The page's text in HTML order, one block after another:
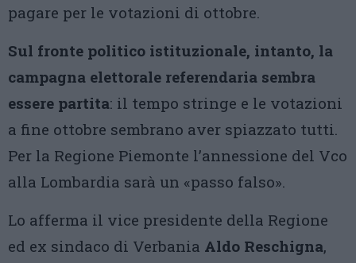
pagare per le votazioni di ottobre.
Sul fronte politico istituzionale, intanto, la
campagna elettorale referendaria sembra
essere partita: il tempo stringe e le votazioni
a fine ottobre sembrano aver spiazzato tutti.
Per la Regione Piemonte l’annessione del Vco
alla Lombardia sarà un «passo falso».
Lo afferma il vice presidente della Regione
ed ex sindaco di Verbania Aldo Reschigna,